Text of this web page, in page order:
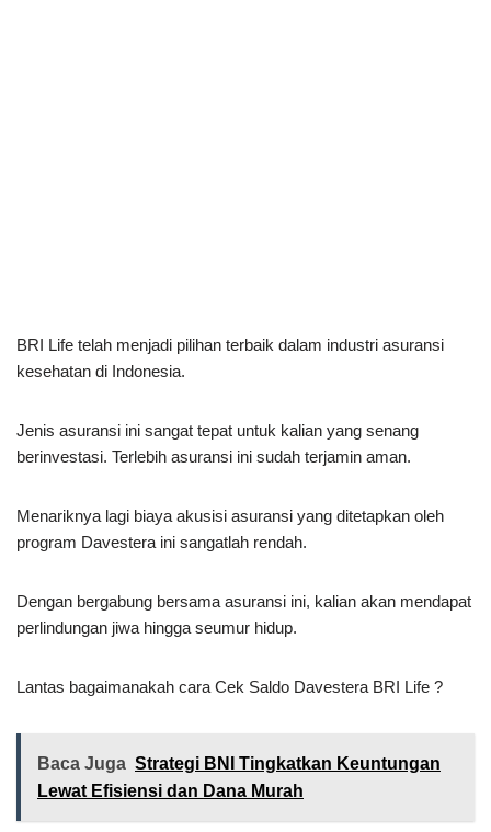
BRI Life telah menjadi pilihan terbaik dalam industri asuransi
kesehatan di Indonesia.
Jenis asuransi ini sangat tepat untuk kalian yang senang
berinvestasi. Terlebih asuransi ini sudah terjamin aman.
Menariknya lagi biaya akusisi asuransi yang ditetapkan oleh
program Davestera ini sangatlah rendah.
Dengan bergabung bersama asuransi ini, kalian akan mendapat
perlindungan jiwa hingga seumur hidup.
Lantas bagaimanakah cara Cek Saldo Davestera BRI Life ?
Baca Juga Strategi BNI Tingkatkan Keuntungan
Lewat Efisiensi dan Dana Murah